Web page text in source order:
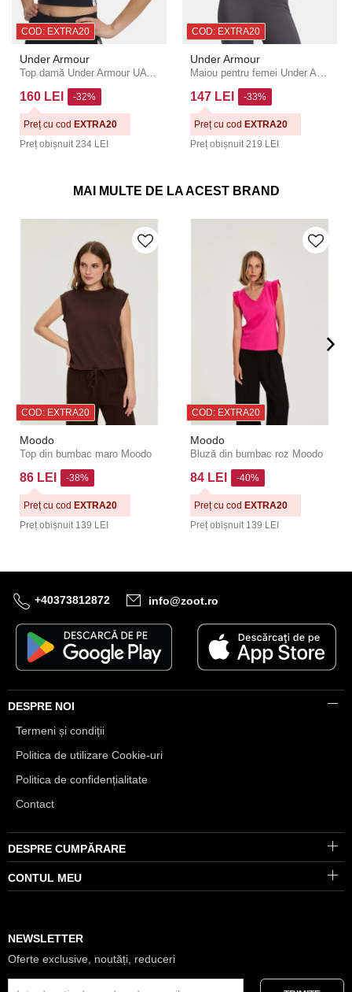
COD: EXTRA20
Under Armour
160 LEI
Preț obișnuit 234 LEI
-32%
Preț cu cod EXTRA20
COD: EXTRA20
Under Armour
147 LEI
Preț obișnuit 219 LEI
-33%
Preț cu cod EXTRA20
MAI MULTE DE LA ACEST BRAND
COD: EXTRA20
Moodo
Top din bumbac maro Moodo
86 LEI
Preț obișnuit 139 LEI
-38%
Preț cu cod EXTRA20
COD: EXTRA20
Moodo
Bluză din bumbac roz Moodo
84 LEI
Preț obișnuit 139 LEI
-40%
Preț cu cod EXTRA20
+40373812872 info@zoot.ro
DESPRE NOI
Termeni și condiții
Politica de utilizare Cookie-uri
Politica de confidențialitate
Contact
DESPRE CUMPĂRARE
CONTUL MEU
NEWSLETTER
Oferte exclusive, noutăți, reduceri